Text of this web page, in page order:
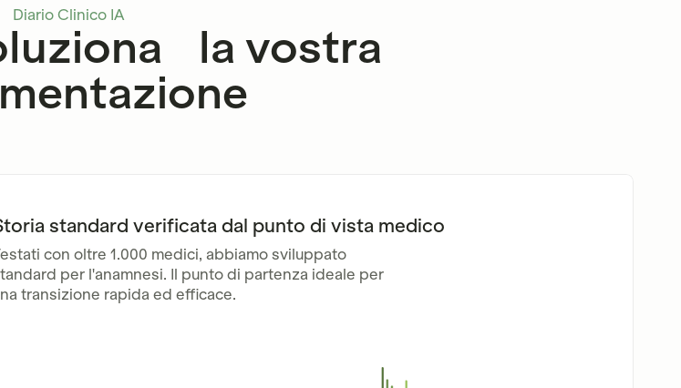
Diario Clinico IA
la vostra
standard verificata dal punto di vista medico
con oltre 1.000 medici, abbiamo sviluppato
per l'anamnesi. Il punto di partenza ideale per
transizione rapida ed efficace.